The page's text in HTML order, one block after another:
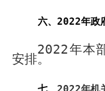
六、2022年政
2022年本
安排。